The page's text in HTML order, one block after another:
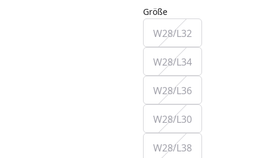
Größe
W28/L32
W28/L34
W28/L36
W28/L30
W28/L38